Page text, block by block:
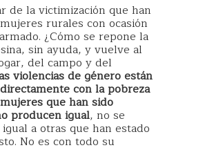
de la victimización que han
rurales con ocasión
¿Cómo se repone la
sin ayuda, y vuelve al
del campo y del
violencias de género están
con la pobreza
que han sido
producen igual, no se
a otras que han estado
No es con todo su